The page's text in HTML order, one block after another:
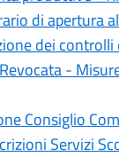
di apertura
dei controlli
-
Consiglio
Servizi